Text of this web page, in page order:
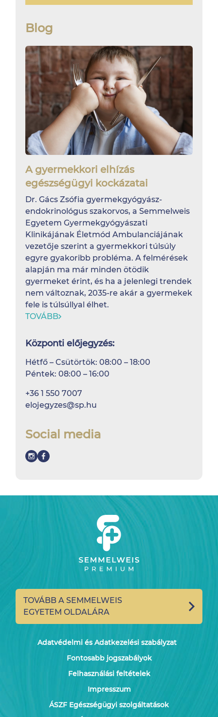
Blog
A gyermekkori elhízás
egészségügyi kockázatai
Dr. Gács Zsófia gyermekgyógyász-
endokrinológus szakorvos, a Semmelweis
Egyetem Gyermekgyógyászati
Klinikájának Életmód Ambulanciájának
vezetője szerint a gyermekkori túlsúly
egyre gyakoribb probléma. A felmérések
alapján ma már minden ötödik
gyermeket érint, és ha a jelenlegi trendek
nem változnak, 2035-re akár a gyermekek
fele is túlsúllyal élhet.
TOVÁBB
Központi előjegyzés:
Hétfő – Csütörtök: 08:00 – 18:00
Péntek: 08:00 – 16:00
+36 1 550 7007
elojegyzes@sp.hu
Social media
TOVÁBB A SEMMELWEIS
EGYETEM OLDALÁRA
Adatvédelmi és Adatkezelési szabályzat
Fontosabb jogszabályok
Felhasználási feltételek
Impresszum
ÁSZF Egészségügyi szolgáltatások